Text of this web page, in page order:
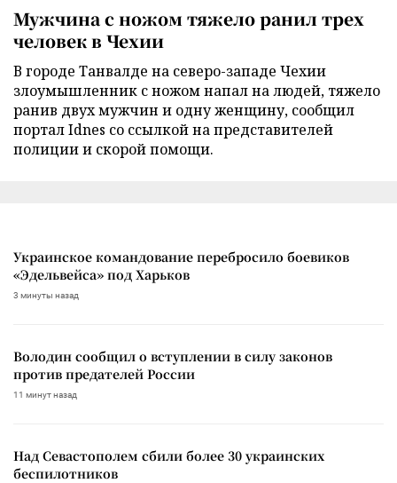
Мужчина с ножом тяжело ранил трех
человек в Чехии
В городе Танвалде на северо-западе Чехии
злоумышленник с ножом напал на людей, тяжело
ранив двух мужчин и одну женщину, сообщил
портал Idnes со ссылкой на представителей
полиции и скорой помощи.
Украинское командование перебросило боевиков
«Эдельвейса» под Харьков
3 минуты назад
Володин сообщил о вступлении в силу законов
против предателей России
11 минут назад
Над Севастополем сбили более 30 украинских
беспилотников